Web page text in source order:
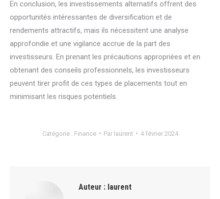
En conclusion, les investissements alternatifs offrent des
opportunités intéressantes de diversification et de
rendements attractifs, mais ils nécessitent une analyse
approfondie et une vigilance accrue de la part des
investisseurs. En prenant les précautions appropriées et en
obtenant des conseils professionnels, les investisseurs
peuvent tirer profit de ces types de placements tout en
minimisant les risques potentiels.
Catégorie : Finance Par laurent 4 février 2024
Auteur : laurent